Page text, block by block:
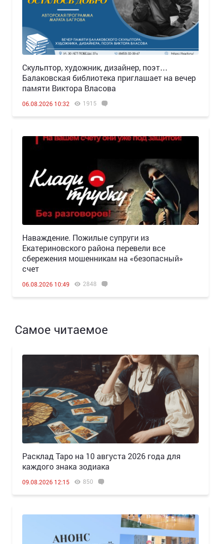
Скульптор, художник, дизайнер, поэт…
Балаковская библиотека приглашает на вечер
памяти Виктора Власова
06.08.2026 10:32 1915
Наваждение. Пожилые супруги из
Екатериновского района перевели все
сбережения мошенникам на «безопасный»
счет
06.08.2026 10:49 2848
Самое читаемое
Расклад Таро на 10 августа 2026 года для
каждого знака зодиака
09.08.2026 12:15 850